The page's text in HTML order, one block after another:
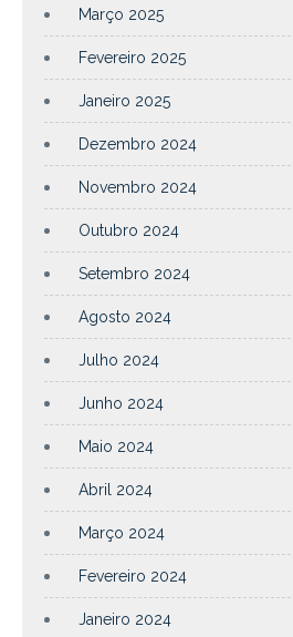
Março 2025
Fevereiro 2025
Janeiro 2025
Dezembro 2024
Novembro 2024
Outubro 2024
Setembro 2024
Agosto 2024
Julho 2024
Junho 2024
Maio 2024
Abril 2024
Março 2024
Fevereiro 2024
Janeiro 2024